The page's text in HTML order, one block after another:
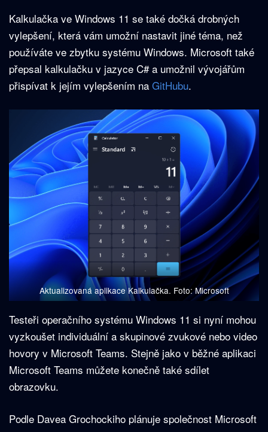
Kalkulačka ve Windows 11 se také dočká drobných
vylepšení, která vám umožní nastavit jiné téma, než
používáte ve zbytku systému Windows. Microsoft také
přepsal kalkulačku v jazyce C# a umožnil vývojářům
přispívat k jejím vylepšením na GitHubu.
Aktualizovaná aplikace Kalkulačka. Foto: Microsoft
Testeři operačního systému Windows 11 si nyní mohou
vyzkoušet individuální a skupinové zvukové nebo video
hovory v Microsoft Teams. Stejně jako v běžné aplikaci
Microsoft Teams můžete konečně také sdílet
obrazovku.
Podle Davea Grochockiho plánuje společnost Microsoft